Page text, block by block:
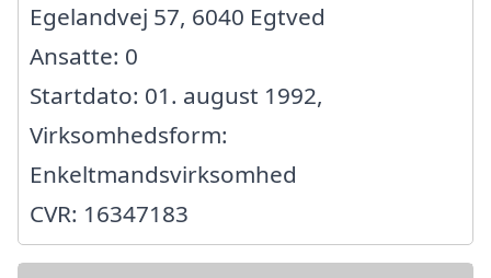
Egelandvej 57, 6040 Egtved
Ansatte: 0
Startdato: 01. august 1992,
Virksomhedsform:
Enkeltmandsvirksomhed
CVR: 16347183